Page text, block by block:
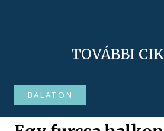
TOVÁBBI
BALATON